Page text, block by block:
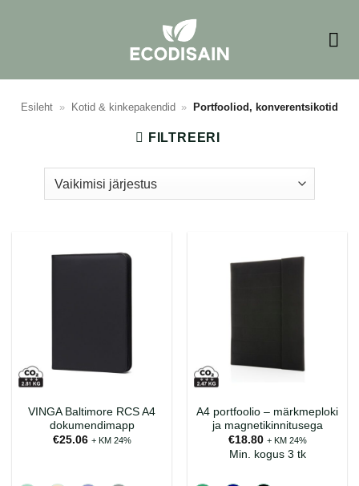
Esileht » Kotid & kinkepakendid » Portfooliod, konverentsikotid
FILTREERI
VINGA Baltimore RCS A4
dokumendimapp
€25.06 + KM 24%
A4 portfoolio – märkmeploki
ja magnetikinnitusega
€18.80 + KM 24%
Min. kogus 3 tk